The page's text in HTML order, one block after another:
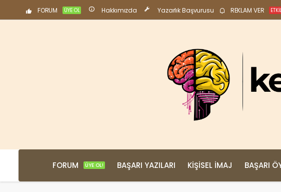
FORUM ÜYE OL Hakkımızda Yazarlık Başvurusu REKLAM VER
FORUM ÜYE OL! BAŞARI YAZILARI KIŞISEL İMAJ BAŞARI